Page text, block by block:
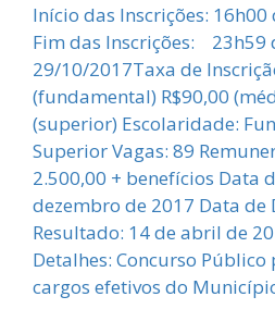
Início das Inscrições:
Fim das Inscrições: 23h59
29/10/2017Taxa de
(fundamental) R$90,00
(superior) Escolaridade:
Superior Vagas: 89
2.500,00 + benefícios Data
dezembro de 2017 Data de
Resultado: 14 de abril de
Detalhes: Concurso
cargos efetivos do